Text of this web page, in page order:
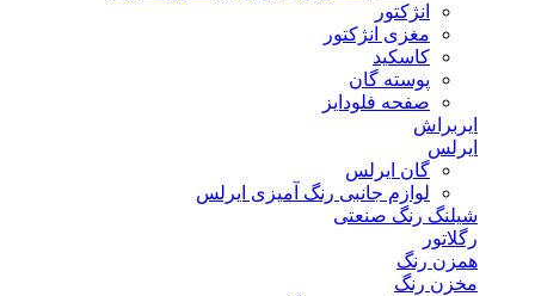
انژکتور
مغزی انژکتور
کاسکید
پوسته گان
صفحه فلودایز
ایربراش
ایرلس
گان ایرلس
لوازم جانبی رنگ آمیزی ایرلس
شیلنگ رنگ صنعتی
رگلاتور
همزن رنگ
مخزن رنگ